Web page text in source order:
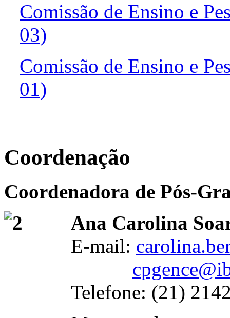
Comissão de Ensino e
03)
Comissão de Ensino e
01)
Coordenação
Coordenadora de Pós-
Ana Carolina
E-mail:
Telefone: (21)